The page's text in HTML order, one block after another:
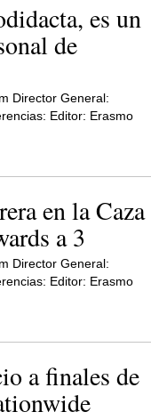
es un
de
Director General:
Editor: Erasmo
en la Caza
a 3
Director General:
Editor: Erasmo
a finales de